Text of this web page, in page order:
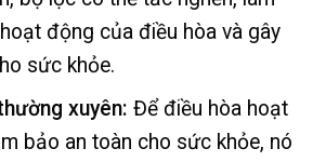
động của điều hòa và gây
sức khỏe.
xuyên: Để điều hòa hoạt
bảo an toàn cho sức khỏe, nó